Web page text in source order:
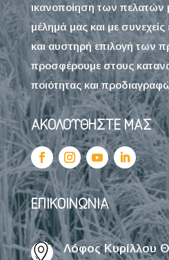
ικανοποίηση των πελατών
μέλημά μας και με
και αυστηρή επιλογή των
προσφέρουμε στους
ποιότητας και
ΑΚΟΛΟΥΘΗΣΤΕ ΜΑΣ
ΕΠΙΚΟΙΝΩΝΙΑ
Λόφος Κυρίλλου